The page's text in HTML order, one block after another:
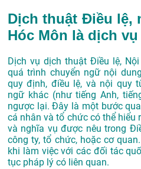
Dịch thuật Điều lệ,
Hóc Môn là dịch
Dịch vụ dịch thuật Điều lệ,
quá trình chuyển ngữ nội
quy định, điều lệ, và nội quy
ngữ khác (như tiếng Anh,
ngược lại. Đây là một bước
cá nhân và tổ chức có thể hiểu
và nghĩa vụ được nêu trong
công ty, tổ chức, hoặc cơ
khi làm việc với các đối tác
tục pháp lý có liên quan.